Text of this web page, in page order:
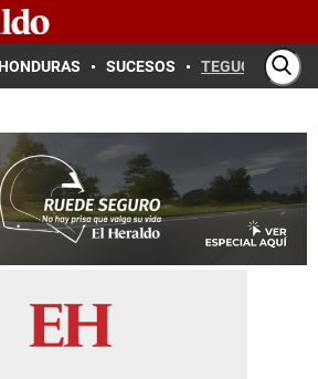
HONDURAS SUCESOS TEGUCIGALPA